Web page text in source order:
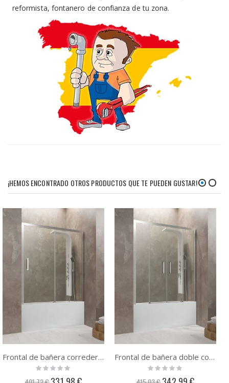
reformista, fontanero de confianza de tu zona.
¡HEMOS ENCONTRADO OTROS PRODUCTOS QUE TE PUEDEN GUSTAR!
Frontal de bañera corredera GME Aktual
Rating:
Precio
Frontal de bañera doble corredera GME Aktual Spazio
Rating:
Precio